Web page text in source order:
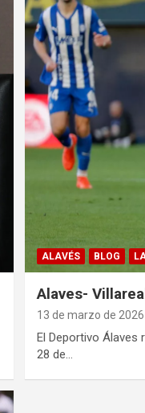
ALAVÉS BLOG
Alaves-
13 de marzo de 2026
El Deportivo Álaves
28 de…